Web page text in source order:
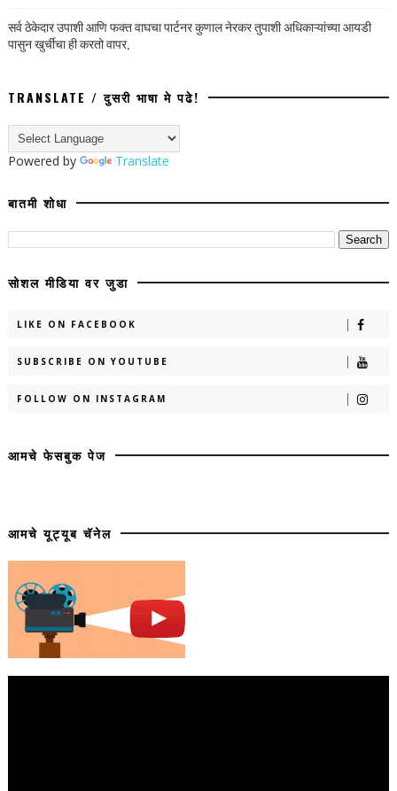
सर्व ठेकेदार उपाशी आणि फक्त वाघचा पार्टनर कुणाल नेरकर तुपाशी अधिकाऱ्यांच्या आयडी
पासुन खुर्चीचा ही करतो वापर,
TRANSLATE / दुसरी भाषा मे पढे!
Powered by Translate
बातमी शोधा
सोशल मीडिया वर जुडा
LIKE ON FACEBOOK
SUBSCRIBE ON YOUTUBE
FOLLOW ON INSTAGRAM
आमचे फेसबुक पेज
आमचे यूट्यूब चॅनेल